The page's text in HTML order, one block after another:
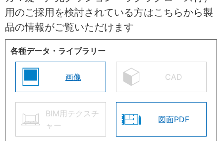
用のご採用を検討されている方はこちらから製
品の情報がご覧いただけます
各種データ・ライブラリー
画像 CAD
BIM用テクスチ
ャー
図面PDF